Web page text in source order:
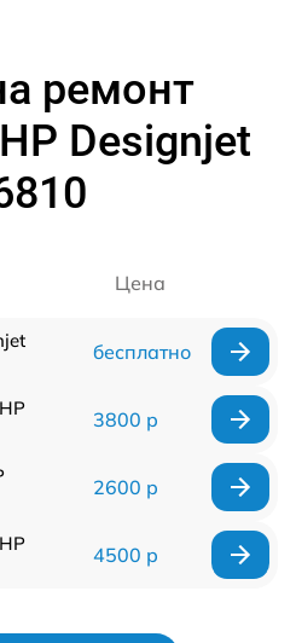
ремонт
Designjet
Цена
бесплатно
3800 р
2600 р
4500 р